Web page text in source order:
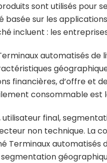
sont utilisés pour
basée sur les
incluent : les
automatisés
financières, d’offre et
consommable est
final,
non technique. La
Terminaux automatisés